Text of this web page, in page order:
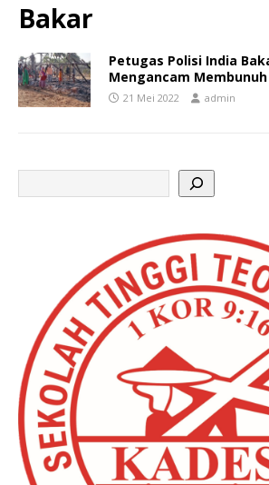
Bakar
Petugas Polisi India
Mengancam Membunuh
21 Mei 2022 admin